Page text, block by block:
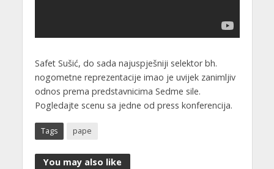
Safet Sušić, do sada najuspješniji selektor bh.
nogometne reprezentacije imao je uvijek zanimljiv
odnos prema predstavnicima Sedme sile.
Pogledajte scenu sa jedne od press konferencija.
Tags pape
You may also like